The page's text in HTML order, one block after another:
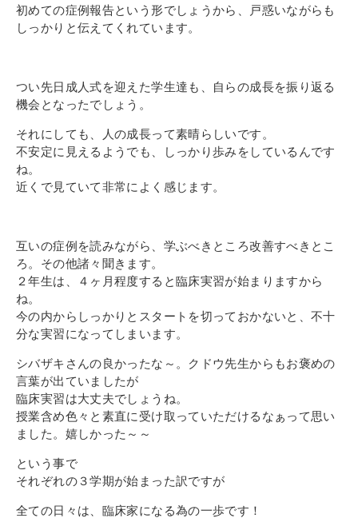
初めての症例報告という形でしょうから、戸惑いながらも
しっかりと伝えてくれています。
つい先日成人式を迎えた学生達も、自らの成長を振り返る
機会となったでしょう。
それにしても、人の成長って素晴らしいです。
不安定に見えるようでも、しっかり歩みをしているんです
ね。
近くで見ていて非常によく感じます。
互いの症例を読みながら、学ぶべきところ改善すべきとこ
ろ。その他諸々聞きます。
２年生は、４ヶ月程度すると臨床実習が始まりますから
ね。
今の内からしっかりとスタートを切っておかないと、不十
分な実習になってしまいます。
シバザキさんの良かったな～。クドウ先生からもお褒めの
言葉が出ていましたが
臨床実習は大丈夫でしょうね。
授業含め色々と素直に受け取っていただけるなぁって思い
ました。嬉しかった～～
という事で
それぞれの３学期が始まった訳ですが
全ての日々は、臨床家になる為の一歩です！